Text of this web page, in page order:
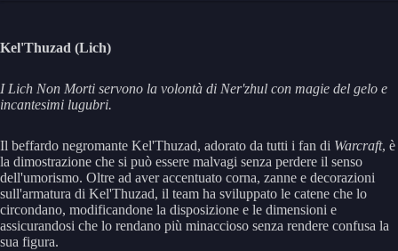
Kel'Thuzad (Lich)
I Lich Non Morti servono la volontà di Ner'zhul con magie del gelo e
incantesimi lugubri.
Il beffardo negromante Kel'Thuzad, adorato da tutti i fan di Warcraft, è
la dimostrazione che si può essere malvagi senza perdere il senso
dell'umorismo. Oltre ad aver accentuato corna, zanne e decorazioni
sull'armatura di Kel'Thuzad, il team ha sviluppato le catene che lo
circondano, modificandone la disposizione e le dimensioni e
assicurandosi che lo rendano più minaccioso senza rendere confusa la
sua figura.